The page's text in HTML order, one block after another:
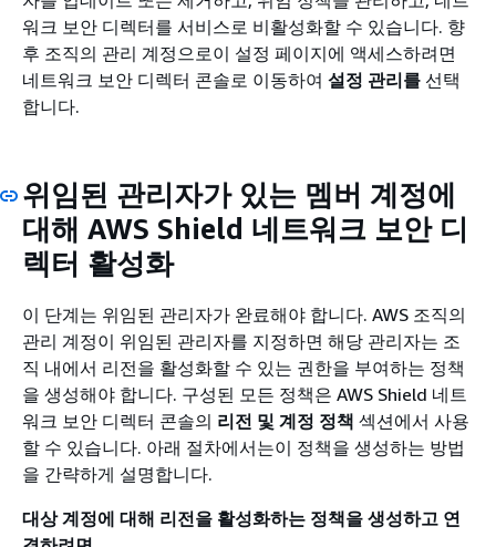
워크 보안 디렉터를 서비스로 비활성화할 수 있습니다. 향
후 조직의 관리 계정으로이 설정 페이지에 액세스하려면
네트워크 보안 디렉터 콘솔로 이동하여 설정 관리를 선택
합니다.
위임된 관리자가 있는 멤버 계정에
대해 AWS Shield 네트워크 보안 디
렉터 활성화
이 단계는 위임된 관리자가 완료해야 합니다. AWS 조직의
관리 계정이 위임된 관리자를 지정하면 해당 관리자는 조
직 내에서 리전을 활성화할 수 있는 권한을 부여하는 정책
을 생성해야 합니다. 구성된 모든 정책은 AWS Shield 네트
워크 보안 디렉터 콘솔의 리전 및 계정 정책 섹션에서 사용
할 수 있습니다. 아래 절차에서는이 정책을 생성하는 방법
을 간략하게 설명합니다.
대상 계정에 대해 리전을 활성화하는 정책을 생성하고 연